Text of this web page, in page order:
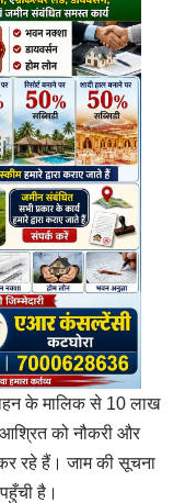
के मालिक से 10 लाख
को नौकरी और
कर रहे हैं। जाम की सूचना
है।